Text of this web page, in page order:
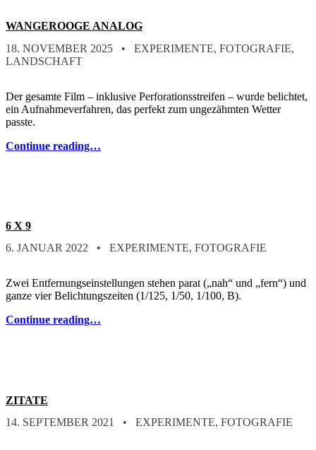
WANGEROOGE ANALOG
POSTED ON:
18. NOVEMBER 2025 WRITTEN BY:
STEFAN
CATEGORIZED IN:
EXPERIMENTE, FOTOGRAFIE,
LANDSCHAFT
Der gesamte Film – inklusive Perforationsstreifen – wurde belichtet,
ein Aufnahmeverfahren, das perfekt zum ungezähmten Wetter
passte.
Continue reading…
6 X 9
POSTED ON:
6. JANUAR 2022 WRITTEN BY:
STEFAN
CATEGORIZED IN:
EXPERIMENTE, FOTOGRAFIE
Zwei Entfernungseinstellungen stehen parat („nah“ und „fern“) und
ganze vier Belichtungszeiten (1/125, 1/50, 1/100, B).
Continue reading…
ZITATE
POSTED ON:
14. SEPTEMBER 2021 WRITTEN BY:
STEFAN
CATEGORIZED IN:
EXPERIMENTE, FOTOGRAFIE